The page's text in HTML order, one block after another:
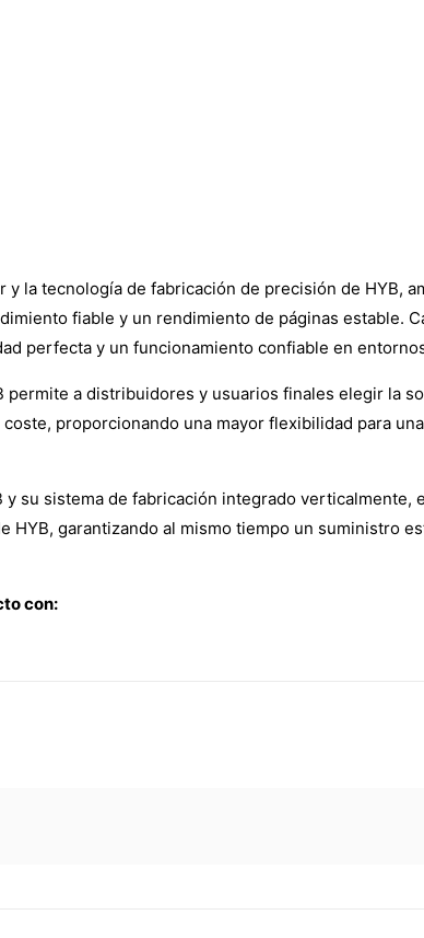
la tecnología de fabricación de precisión de HYB,
fiable y un rendimiento de páginas estable.
perfecta y un funcionamiento confiable en
a distribuidores y usuarios finales elegir la
proporcionando una mayor flexibilidad para
y su sistema de fabricación integrado verticalmente,
garantizando al mismo tiempo un suministro
con: